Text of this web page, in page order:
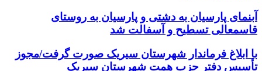
آبنمای پارسیان به دشتی و پارسیان به روستای
قاسمعالی تسطیح و آسفالت شد
با ابلاغ فرماندار شهرستان سیریک صورت گرفت/مجوز
تأسیس دفتر حزب همت شهرستان سیریک